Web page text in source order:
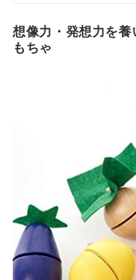
想像力・発想力を
もちゃ